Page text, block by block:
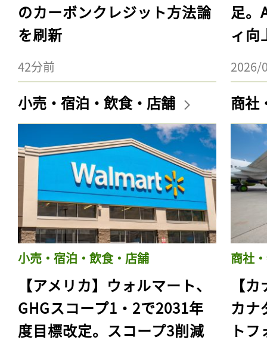
のカーボンクレジット方法論
を刷新
42分前
足。
ィ向
2026/
小売・宿泊・飲食・店舗
小売・宿泊・飲食・店舗
【アメリカ】ウォルマート、
GHGスコープ1・2で2031年
度目標改定。スコープ3削減
商社
商社
【
カナ
ト